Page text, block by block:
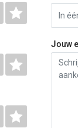
Jouw